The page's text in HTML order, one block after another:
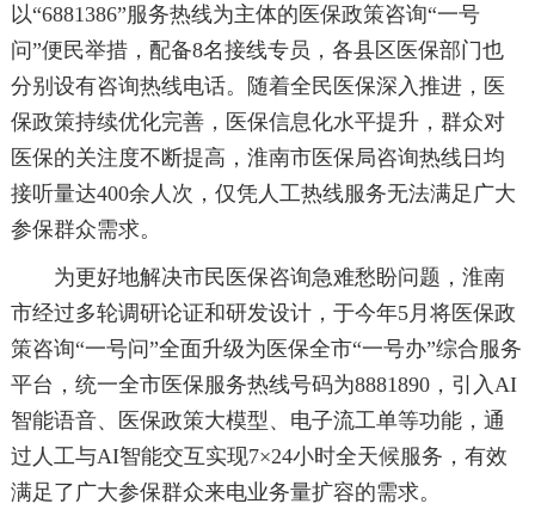
以“6881386”服务热线为主体的医保政策咨询“一号
问”便民举措，配备8名接线专员，各县区医保部门也
分别设有咨询热线电话。随着全民医保深入推进，医
保政策持续优化完善，医保信息化水平提升，群众对
医保的关注度不断提高，淮南市医保局咨询热线日均
接听量达400余人次，仅凭人工热线服务无法满足广大
参保群众需求。
为更好地解决市民医保咨询急难愁盼问题，淮南
市经过多轮调研论证和研发设计，于今年5月将医保政
策咨询“一号问”全面升级为医保全市“一号办”综合服务
平台，统一全市医保服务热线号码为8881890，引入AI
智能语音、医保政策大模型、电子流工单等功能，通
过人工与AI智能交互实现7×24小时全天候服务，有效
满足了广大参保群众来电业务量扩容的需求。